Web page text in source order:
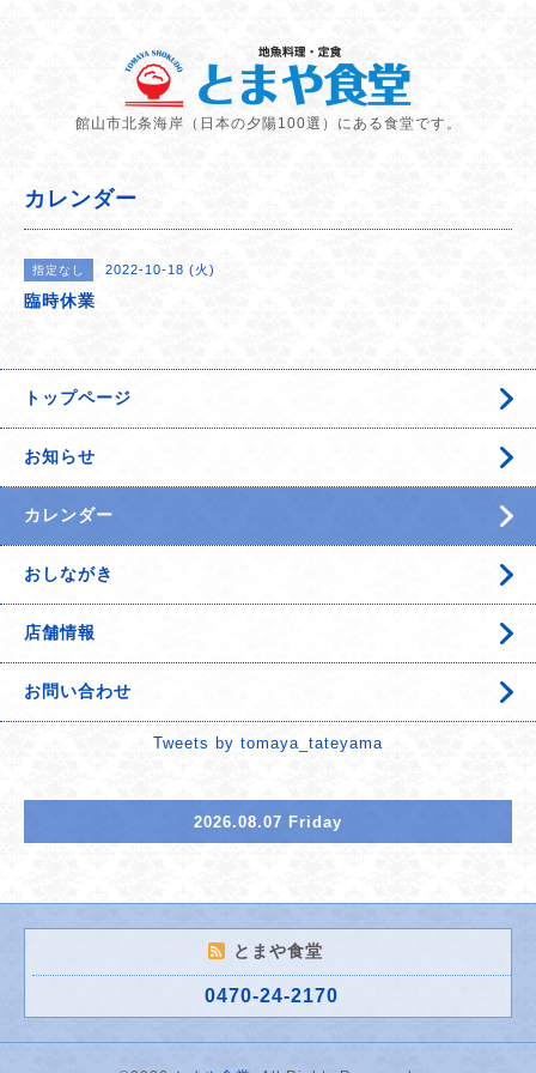
館山市北条海岸（日本の夕陽100選）にある食堂です。
カレンダー
指定なし 2022-10-18 (火)
臨時休業
トップページ
お知らせ
カレンダー
おしながき
店舗情報
お問い合わせ
Tweets by tomaya_tateyama
2026.08.07 Friday
とまや食堂
0470-24-2170